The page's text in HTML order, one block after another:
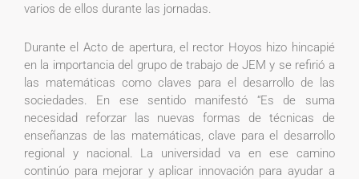
varios de ellos durante las jornadas.
Durante el Acto de apertura, el rector Hoyos hizo hincapié
en la importancia del grupo de trabajo de JEM y se refirió a
las matemáticas como claves para el desarrollo de las
sociedades. En ese sentido manifestó “Es de suma
necesidad reforzar las nuevas formas de técnicas de
enseñanzas de las matemáticas, clave para el desarrollo
regional y nacional. La universidad va en ese camino
continúo para mejorar y aplicar innovación para ayudar a